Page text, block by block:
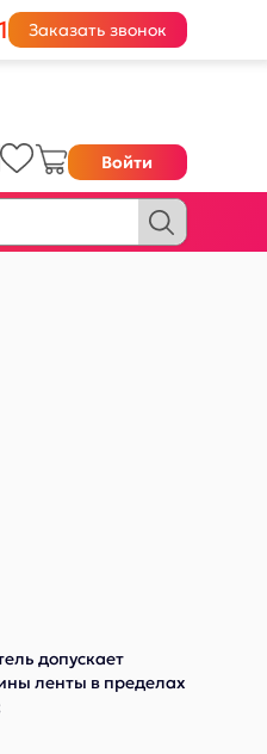
Заказать звонок
Войти
допускает
ленты в пределах